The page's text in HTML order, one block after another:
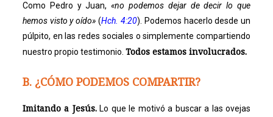
Como Pedro y Juan,«no podemos dejar de decir lo que
hemos visto y oído» (Hch. 4:20). Podemos hacerlo desde un
púlpito, en las redes sociales o simplemente compartiendo
nuestro propio testimonio. Todos estamos involucrados.
B. ¿CÓMO PODEMOS COMPARTIR?
Imitando a Jesús.Lo que le motivó a buscar a las ovejas